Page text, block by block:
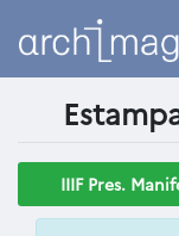
IIIF Pres.